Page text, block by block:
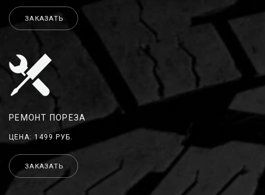
ЗАКАЗАТЬ
РЕМОНТ ПОРЕЗА
ЦЕНА: 1499 РУБ.
ЗАКАЗАТЬ